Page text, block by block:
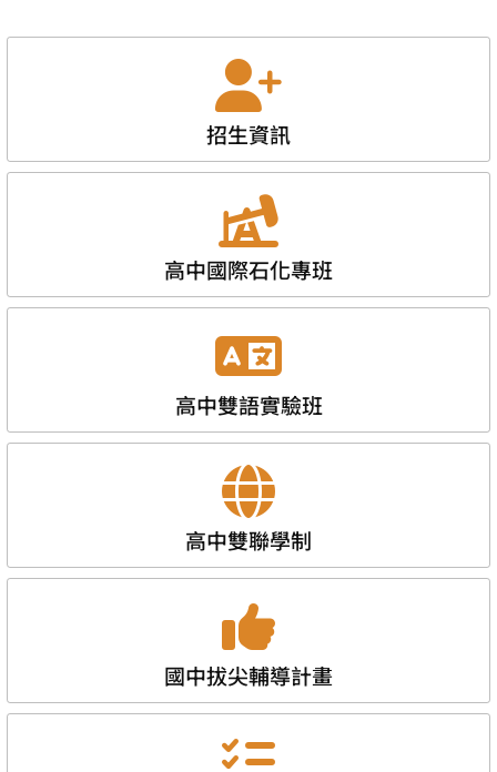
招生資訊
高中國際石化專班
高中雙語實驗班
高中雙聯學制
國中拔尖輔導計畫